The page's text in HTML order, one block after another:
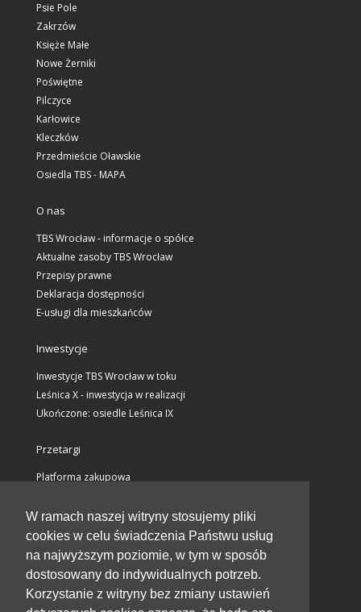
W ramach naszej witryny stosujemy pliki
cookies w celu świadczenia Państwu usług
na najwyższym poziomie, w tym w sposób
dostosowany do indywidualnych potrzeb.
Korzystanie z witryny bez zmiany ustawień
Psie Pole
Zakrzów
Księże Małe
Nowe Żerniki
Poświętne
Pilczyce
Karłowice
Kleczków
Przedmieście Oławskie
Osiedla TBS - MAPA
O nas
TBS Wrocław - informacje o spółce
Aktualne zasoby TBS Wrocław
Przepisy prawne
Deklaracja dostępności
E-usługi dla mieszkańców
Inwestycje
Inwestycje TBS Wrocław w toku
Leśnica X - inwestycja w realizacji
Ukończone: osiedle Leśnica IX
Przetargi
Platforma zakupowa
Ogłoszenia przetargów / załączniki
Wyjaśnienia do SWZ
Rozstrzygnięcia przetargów
Kontakt